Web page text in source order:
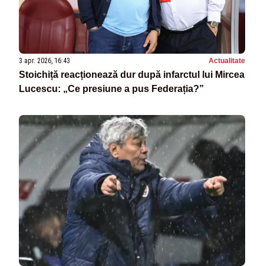
3 apr. 2026, 16:43 Actualitate
Stoichiță reacționează dur după infarctul lui Mircea
Lucescu: „Ce presiune a pus Federația?”